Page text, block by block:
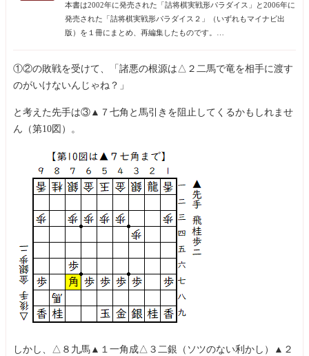
本書は2002年に発売された「詰将棋実戦形パラダイス」と2006年に
発売された「詰将棋実戦形パラダイス２」（いずれもマイナビ出
版）を１冊にまとめ、再編集したものです。
つ詰み筋、詰みの感覚が身につくようになっています。
最初は３手詰の優しい問題から始まり、最後は15手詰のハイレベル
つながることは間違いありません。
①②の敗戦を受けて、「諸悪の根源は△２二馬で竜を相手に渡す
のがいけないんじゃね？」
と考えた先手は③▲７七角と馬引きを阻止してくるかもしれませ
ん（第10図）。
しかし、△８九馬▲１一角成△３二銀（ソツのない利かし）▲２